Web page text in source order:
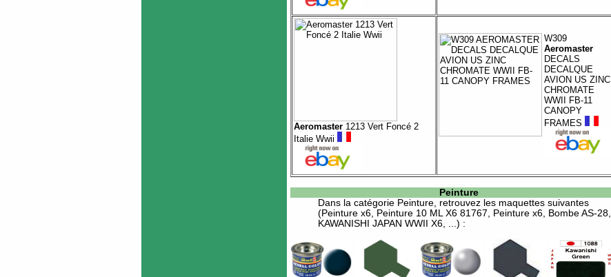
Aeromaster1213 Vert Foncé 2
Italie Wwii
W309
Aeromaster
DECALS
DECALQUE
AVION US ZINC
CHROMATE
WWII FB-11
CANOPY
FRAMES
Peinture
Dans la catégorie Peinture, retrouvez les maquettes suivantes
(Peinture x6, Peinture 10 ML X6 81767, Peinture x6, Bombe AS-28,
KAWANISHI JAPAN WWII X6, ...) :